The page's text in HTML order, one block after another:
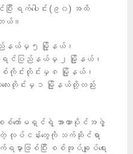
း ရက်ပေါင်း (၉၀) အထိ
ယ်။
နယ်မှ ၅ မြို့နယ်၊
ရင်ပြည်နယ်မှ ၂ မြို့နယ်၊
ကိုင်းတိုင်းမှ ၈ မြို့နယ်၊
ေးတိုင်းမှ ၁ မြို့နယ်တို့လည်း
စ်ကော်မရှင်ရဲ့ အာဏာပိုင်အဖွဲ့
တဲ့ လုပ်ငန်းတွေကို သက်ဆိုင်ရာ
ာဖြစ်ပြီး စစ်အုပ်ချုပ်ရေး